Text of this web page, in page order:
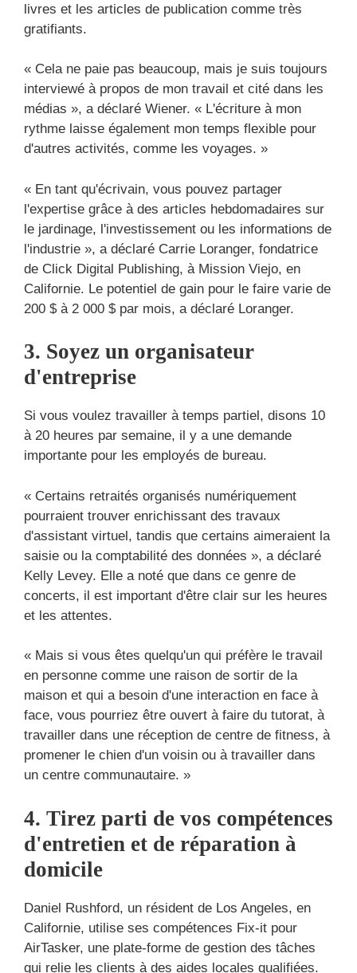
livres et les articles de publication comme très
gratifiants.
« Cela ne paie pas beaucoup, mais je suis toujours
interviewé à propos de mon travail et cité dans les
médias », a déclaré Wiener. « L'écriture à mon
rythme laisse également mon temps flexible pour
d'autres activités, comme les voyages. »
« En tant qu'écrivain, vous pouvez partager
l'expertise grâce à des articles hebdomadaires sur
le jardinage, l'investissement ou les informations de
l'industrie », a déclaré Carrie Loranger, fondatrice
de Click Digital Publishing, à Mission Viejo, en
Californie. Le potentiel de gain pour le faire varie de
200 $ à 2 000 $ par mois, a déclaré Loranger.
3. Soyez un organisateur
d'entreprise
Si vous voulez travailler à temps partiel, disons 10
à 20 heures par semaine, il y a une demande
importante pour les employés de bureau.
« Certains retraités organisés numériquement
pourraient trouver enrichissant des travaux
d'assistant virtuel, tandis que certains aimeraient la
saisie ou la comptabilité des données », a déclaré
Kelly Levey. Elle a noté que dans ce genre de
concerts, il est important d'être clair sur les heures
et les attentes.
« Mais si vous êtes quelqu'un qui préfère le travail
en personne comme une raison de sortir de la
maison et qui a besoin d'une interaction en face à
face, vous pourriez être ouvert à faire du tutorat, à
travailler dans une réception de centre de fitness, à
promener le chien d'un voisin ou à travailler dans
un centre communautaire. »
4. Tirez parti de vos compétences
d'entretien et de réparation à
domicile
Daniel Rushford, un résident de Los Angeles, en
Californie, utilise ses compétences Fix-it pour
AirTasker, une plate-forme de gestion des tâches
qui relie les clients à des aides locales qualifiées.